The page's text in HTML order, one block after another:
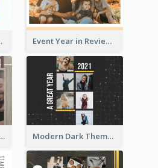
Photo Book Event Year in Review Photo Book
Best Time Ever 2021 Year in Review Photo Book Modern Dark Theme Year in Review Photo Book